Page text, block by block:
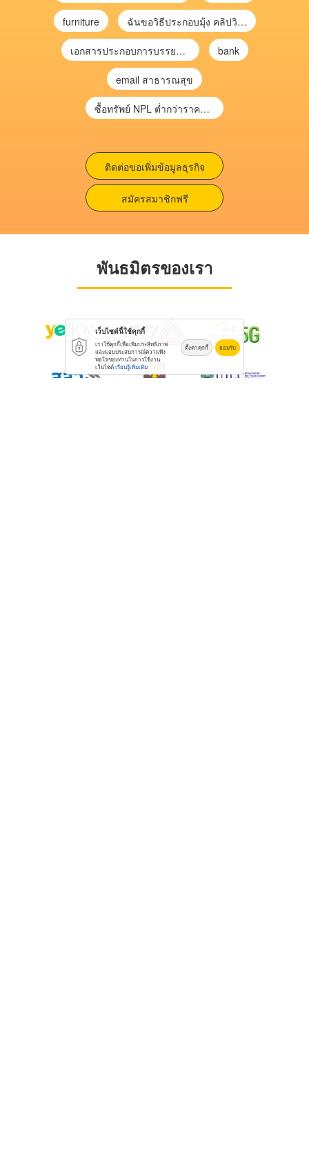
furniture ฉันขอวิธีประกอบมุ้ง คลิปวิดีโอ การประกอบมุ้ง
เอกสารประกอบการบรรยาย การประเมินความเสี่ยงเพื่อวางแผนการตรวจสอบ \ bank
email สาธารณสุข
ซื้อทรัพย์ NPL ต่ำกว่าราคาตลาด 30-70% แบบไม่ต้องไปประมูล”
ติดต่อขอเพิ่มข้อมูลธุรกิจ
สมัครสมาชิกฟรี
พันธมิตรของเรา
เว็บไซต์นี้ใช้คุกกี้
เราใช้คุกกี้เพื่อเพิ่มประสิทธิภาพ
และมอบประสบการณ์ความพึง
พอใจของท่านในการใช้งาน
เว็บไซต์เรียนรู้เพิ่มเติม
ตั้งค่าคุกกี้ ยอมรับ